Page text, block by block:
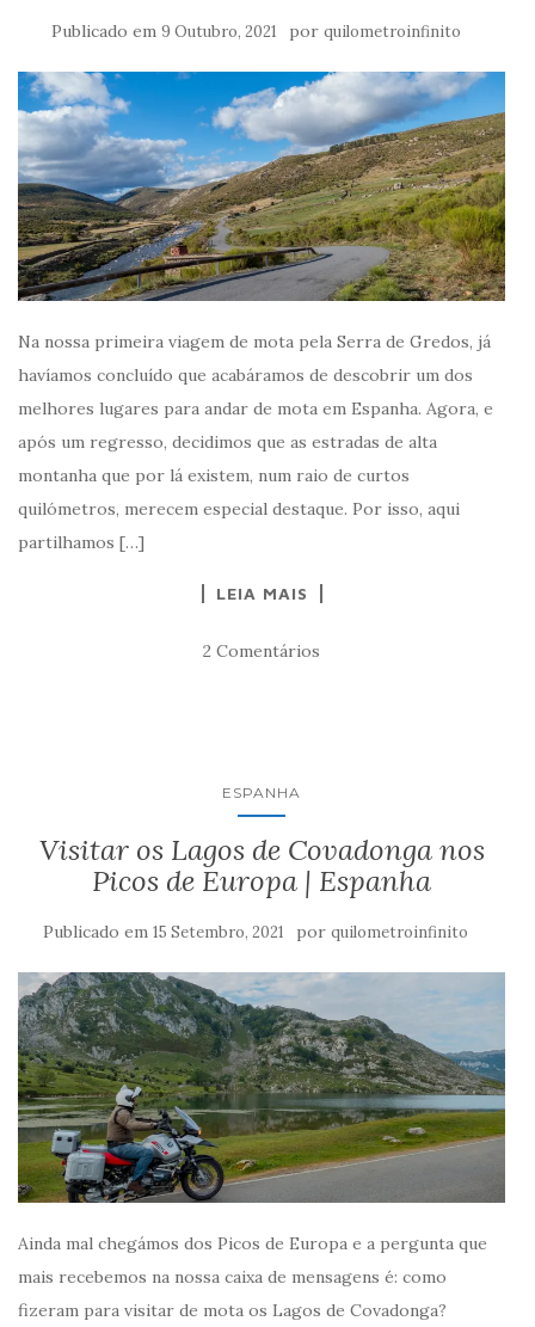
Publicado em 9 Outubro, 2021 por quilometroinfinito
Na nossa primeira viagem de mota pela Serra de Gredos, já
havíamos concluído que acabáramos de descobrir um dos
melhores lugares para andar de mota em Espanha. Agora, e
após um regresso, decidimos que as estradas de alta
montanha que por lá existem, num raio de curtos
quilómetros, merecem especial destaque. Por isso, aqui
partilhamos […]
LEIA MAIS
2 Comentários
ESPANHA
Visitar os Lagos de Covadonga nos
Picos de Europa | Espanha
Publicado em 15 Setembro, 2021 por quilometroinfinito
Ainda mal chegámos dos Picos de Europa e a pergunta que
mais recebemos na nossa caixa de mensagens é: como
fizeram para visitar de mota os Lagos de Covadonga?